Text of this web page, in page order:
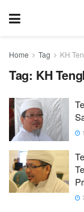
Home Tag KH
Tag: KH